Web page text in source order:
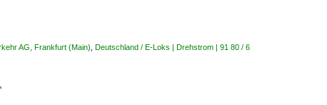
AG, Frankfurt (Main) Deutschland / E-Loks | Drehstrom | 91 80 / 6